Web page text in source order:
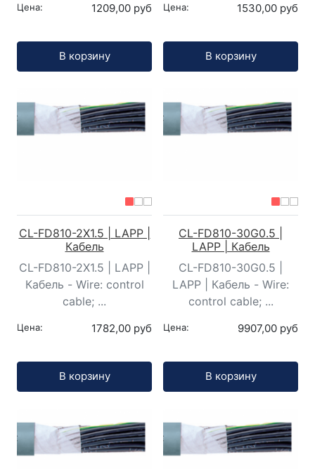
Цена: 1209,00 руб
В корзину
Цена: 1530,00 руб
В корзину
CL-FD810-2X1.5 | LAPP |
Кабель
CL-FD810-2X1.5 | LAPP |
Кабель - Wire: control
cable; ...
Цена: 1782,00 руб
В корзину
CL-FD810-30G0.5 |
LAPP | Кабель
CL-FD810-30G0.5 |
LAPP | Кабель - Wire:
control cable; ...
Цена: 9907,00 руб
В корзину